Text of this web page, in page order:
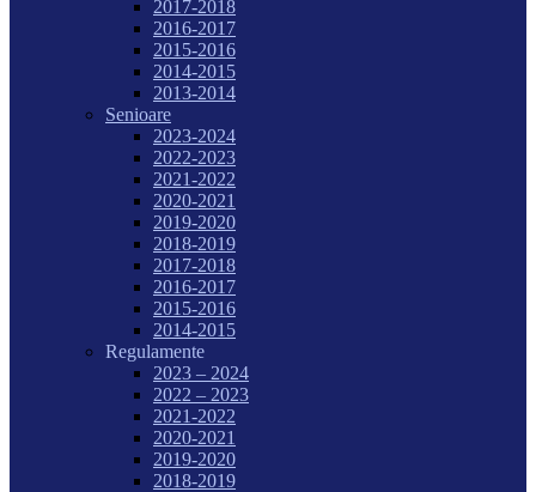
2017-2018
2016-2017
2015-2016
2014-2015
2013-2014
Senioare
2023-2024
2022-2023
2021-2022
2020-2021
2019-2020
2018-2019
2017-2018
2016-2017
2015-2016
2014-2015
Regulamente
2023 – 2024
2022 – 2023
2021-2022
2020-2021
2019-2020
2018-2019